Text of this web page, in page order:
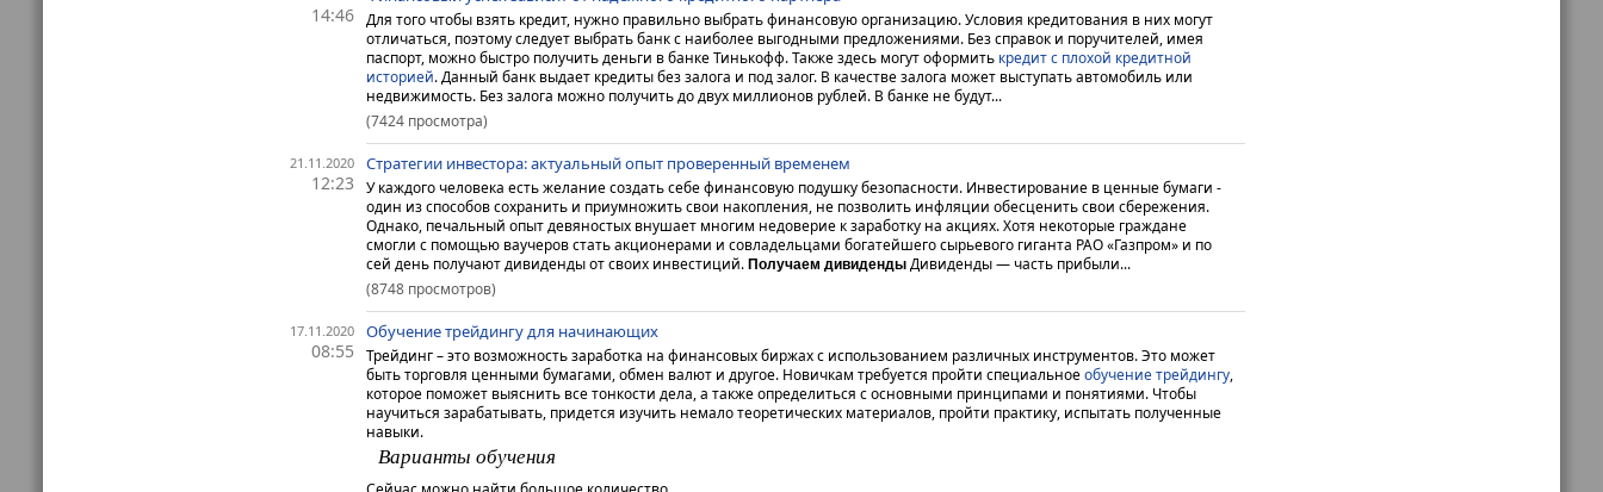
14:46 Для того чтобы взять кредит, нужно правильно выбрать финансовую организацию. Условия кредитования в них могут
отличаться, поэтому следует выбрать банк с наиболее выгодными предложениями. Без справок и поручителей, имея
паспорт, можно быстро получить деньги в банке Тинькофф. Также здесь могут оформить кредит с плохой кредитной
историей.Данный банк выдает кредиты без залога и под залог. В качестве залога может выступать автомобиль или
недвижимость. Без залога можно получить до двух миллионов рублей. В банке не будут...
(7424 просмотра)
21.11.2020
12:23
Стратегии инвестора: актуальный опыт проверенный временем
У каждого человека есть желание создать себе финансовую подушку безопасности. Инвестирование в ценные бумаги -
один из способов сохранить и приумножить свои накопления, не позволить инфляции обесценить свои сбережения.
Однако, печальный опыт девяностых внушает многим недоверие к заработку на акциях. Хотя некоторые граждане
смогли с помощью ваучеров стать акционерами и совладельцами богатейшего сырьевого гиганта РАО «Газпром» и по
сей день получают дивиденды от своих инвестиций. Получаем дивиденды Дивиденды — часть прибыли...
(8748 просмотров)
17.11.2020
08:55
Обучение трейдингу для начинающих
Трейдинг – это возможность заработка на финансовых биржах с использованием различных инструментов. Это может
быть торговля ценными бумагами, обмен валют и другое. Новичкам требуется пройти специальноеобучение трейдингу,
которое поможет выяснить все тонкости дела, а также определиться с основными принципами и понятиями. Чтобы
научиться зарабатывать, придется изучить немало теоретических материалов, пройти практику, испытать полученные
навыки.
Варианты обучения